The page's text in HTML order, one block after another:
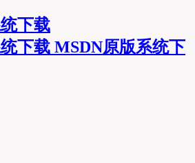
MSDN原版系统下